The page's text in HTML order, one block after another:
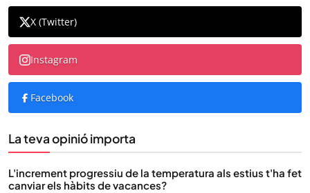
X (Twitter)
Instagram
Facebook
La teva opinió importa
L'increment progressiu de la temperatura als estius t'ha fet
canviar els hàbits de vacances?